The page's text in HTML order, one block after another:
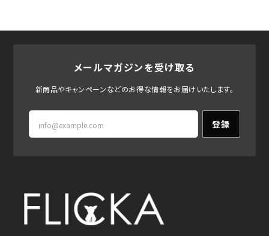
メールマガジンを受け取る
新商品やキャンペーンなどのお得な情報をお届けいたします。
登録